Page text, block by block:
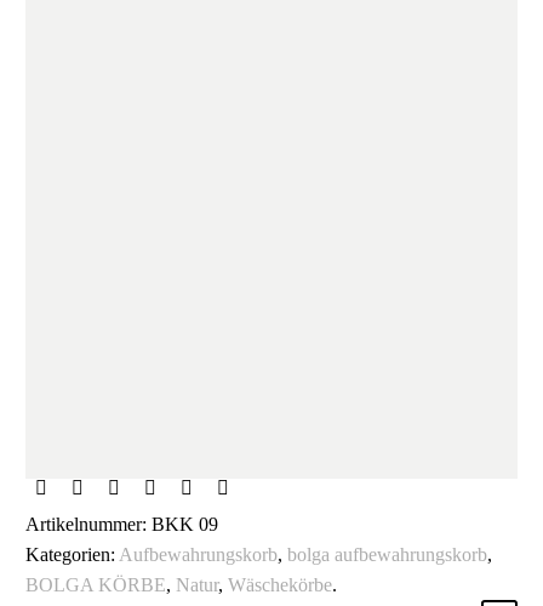
Artikelnummer: BKK 09
Kategorien: Aufbewahrungskorb, bolga aufbewahrungskorb,
BOLGA KÖRBE, Natur, Wäschekörbe.